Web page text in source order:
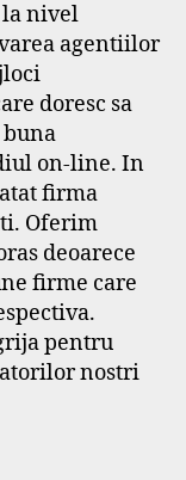
nivel
agentiilor
doresc sa
on-line. In
firma
Oferim
deoarece
firme care
pentru
nostri